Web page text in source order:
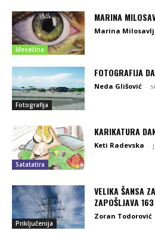
Mesečina
MARINA
Marina
Fotografija
FOTOGRAFIJA
Neda Glišović -
Satatatira
KARIKATURA
Keti Radevska -
Priključenija
VELIKA ŠANSA
ZAPOŠLJAVA
Zoran Todorović